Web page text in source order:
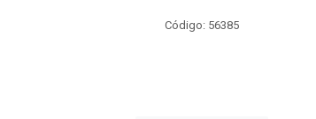
Código: 56385